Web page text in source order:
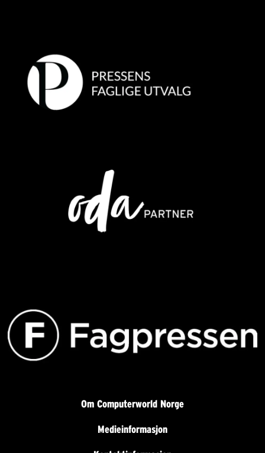
Om Computerworld Norge
Medieinformasjon